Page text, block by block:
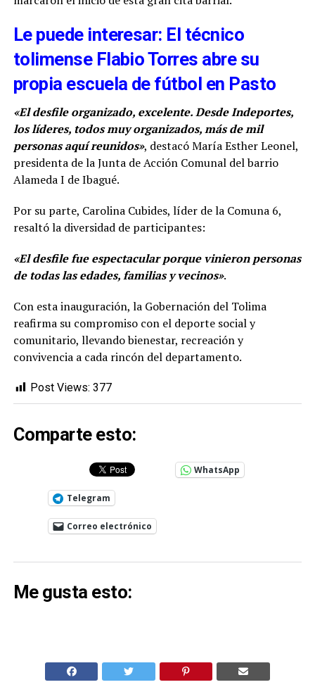
Le puede interesar: El técnico
tolimense Flabio Torres abre su
propia escuela de fútbol en Pasto
«El desfile organizado, excelente. Desde Indeportes,
los líderes, todos muy organizados, más de mil
personas aquí reunidos», destacó María Esther Leonel,
presidenta de la Junta de Acción Comunal del barrio
Alameda I de Ibagué.
Por su parte, Carolina Cubides, líder de la Comuna 6,
resaltó la diversidad de participantes:
«El desfile fue espectacular porque vinieron personas
de todas las edades, familias y vecinos».
Con esta inauguración, la Gobernación del Tolima
reafirma su compromiso con el deporte social y
comunitario, llevando bienestar, recreación y
convivencia a cada rincón del departamento.
Post Views: 377
Comparte esto:
WhatsApp
Telegram
Correo electrónico
Me gusta esto: